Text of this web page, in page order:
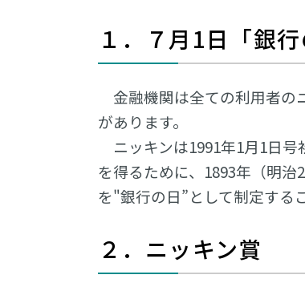
１．７月1日「銀行
金融機関は全ての利用者の
があります。
ニッキンは1991年1月1日
を得るために、1893年（明
を"銀行の日”として制定する
２．ニッキン賞